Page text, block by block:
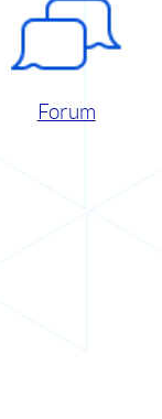
Forum